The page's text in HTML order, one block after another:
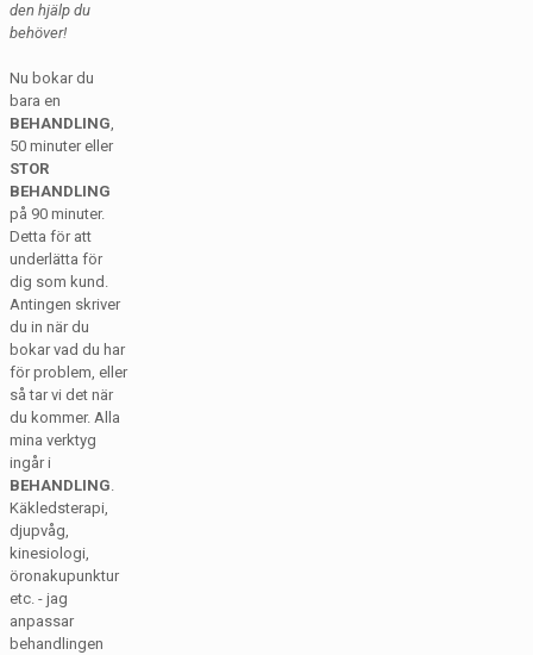
den hjälp du
behöver!
Nu bokar du
bara en
BEHANDLING,
50 minuter eller
STOR
BEHANDLING
på 90 minuter.
Detta för att
underlätta för
dig som kund.
Antingen skriver
du in när du
bokar vad du har
för problem, eller
så tar vi det när
du kommer. Alla
mina verktyg
ingår i
BEHANDLING.
Käkledsterapi,
djupvåg,
kinesiologi,
öronakupunktur
etc. - jag
anpassar
behandlingen